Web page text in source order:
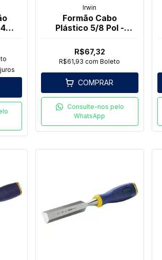
Irwin
Formão Cabo
Plástico 5/8 Pol -
R$67,32
R$61,93com Boleto
COMPRAR
Consulte-nos pelo
WhatsApp